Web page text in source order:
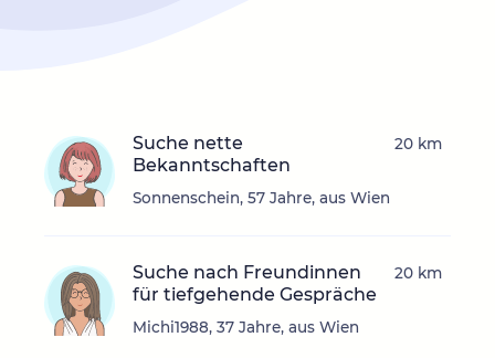
Suche nette
Bekanntschaften
Sonnenschein, 57 Jahre, aus Wien
20 km
Suche nach Freundinnen
für tiefgehende Gespräche
Michi1988, 37 Jahre, aus Wien
20 km